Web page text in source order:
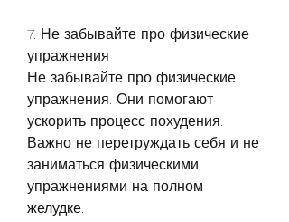
7. Не забывайте про физические
упражнения
Не забывайте про физические
упражнения. Они помогают
ускорить процесс похудения.
Важно не перетруждать себя и не
заниматься физическими
упражнениями на полном
желудке.